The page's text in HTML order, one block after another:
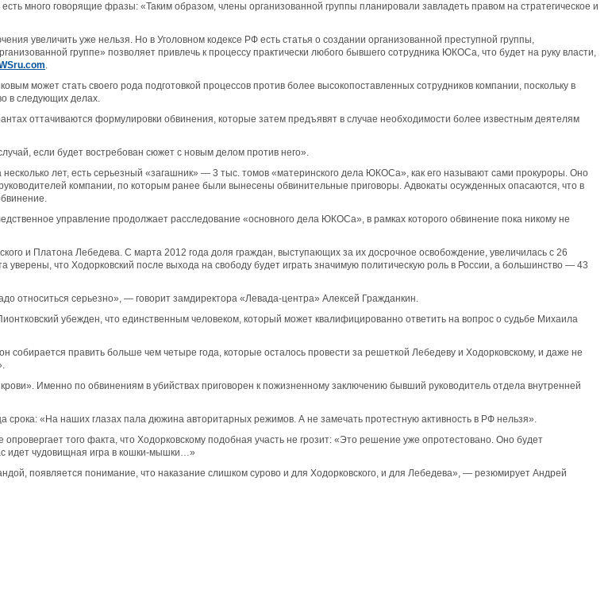
много говорящие фразы: «Таким образом, члены организованной группы планировали завладеть правом на стратегическое и
увеличить уже нельзя. Но в Уголовном кодексе РФ есть статья о создании организованной преступной группы,
группе» позволяет привлечь к процессу практически любого бывшего сотрудника ЮКОСа, что будет на руку власти,
.
может стать своего рода подготовкой процессов против более высокопоставленных сотрудников компании, поскольку в
в следующих делах.
оттачиваются формулировки обвинения, которые затем предъявят в случае необходимости более известным деятелям
если будет востребован сюжет с новым делом против него».
лет, есть серьезный «загашник» — 3 тыс. томов «материнского дела ЮКОСа», как его называют сами прокуроры. Оно
компании, по которым ранее были вынесены обвинительные приговоры. Адвокаты осужденных опасаются, что в
управление продолжает расследование «основного дела ЮКОСа», в рамках которого обвинение пока никому не
и Платона Лебедева. С марта 2012 года доля граждан, выступающих за их досрочное освобождение, увеличилась с 26
что Ходорковский после выхода на свободу будет играть значимую политическую роль в России, а большинство — 43
относиться серьезно», — говорит замдиректора «Левада-центра» Алексей Гражданкин.
убежден, что единственным человеком, который может квалифицированно ответить на вопрос о судьбе Михаила
собирается править больше чем четыре года, которые осталось провести за решеткой Лебедеву и Ходорковскому, и даже не
Именно по обвинениям в убийствах приговорен к пожизненному заключению бывший руководитель отдела внутренней
срока: «На наших глазах пала дюжина авторитарных режимов. А не замечать протестную активность в РФ нельзя».
того факта, что Ходорковскому подобная участь не грозит: «Это решение уже опротестовано. Оно будет
идет чудовищная игра в кошки-мышки…»
появляется понимание, что наказание слишком сурово и для Ходорковского, и для Лебедева», — резюмирует Андрей